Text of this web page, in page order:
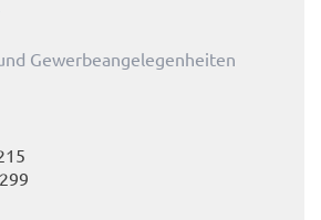
Gewerbeangelegenheiten